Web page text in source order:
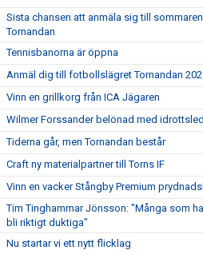
Sista chansen att anmäla sig till
Tornandan
Tennisbanorna är öppna
Anmäl dig till fotbollslägret Tornandan
Vinn en grillkorg från ICA Jägaren
Wilmer Forssander belönad med
Tiderna går, men Tornandan består
Craft ny materialpartner till Torns IF
Vinn en vacker Stångby Premium
Tim Tinghammar Jönsson: "Många som
bli riktigt duktiga"
Nu startar vi ett nytt flicklag